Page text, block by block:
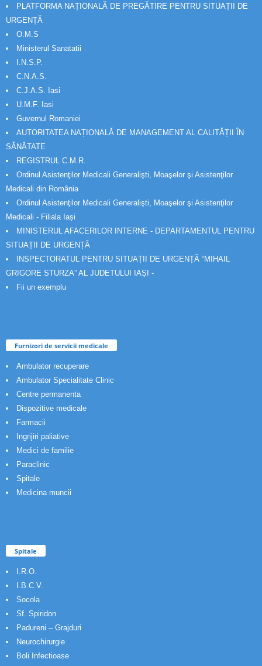
PLATFORMA NAȚIONALĂ DE PREGĂTIRE PENTRU SITUAȚII DE
URGENȚĂ
O.M.S
Ministerul Sanatatii
I.N.S.P.
C.N.A.S.
C.J.A.S. Iasi
U.M.F. Iasi
Guvernul Romaniei
AUTORITATEA NAȚIONALĂ DE MANAGEMENT AL CALITĂȚII ÎN
SĂNĂTATE
REGISTRUL C.M.R.
Ordinul Asistenţilor Medicali Generalişti, Moaşelor şi Asistenţilor
Medicali din România
Ordinul Asistenţilor Medicali Generalişti, Moaşelor şi Asistenţilor
Medicali - Filiala Iași
MINISTERUL AFACERILOR INTERNE - DEPARTAMENTUL PENTRU
SITUAȚII DE URGENȚĂ
INSPECTORATUL PENTRU SITUAȚII DE URGENȚĂ “MIHAIL
GRIGORE STURZA” AL JUDETULUI IAȘI -
Fii un exemplu
Furnizori de servicii medicale
Ambulator recuperare
Ambulator Specialitate Clinic
Centre permanenta
Dispozitive medicale
Farmacii
Ingrijiri paliative
Medici de familie
Paraclinic
Spitale
Medicina muncii
Spitale
I.R.O.
I.B.C.V.
Socola
Sf. Spiridon
Padureni – Grajduri
Neurochirurgie
Boli Infectioase